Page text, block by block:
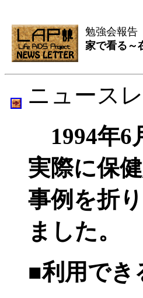
勉強会報告
家で看る～
ニュース
1994年6
実際に保
事例を折
ました。
■利用でき